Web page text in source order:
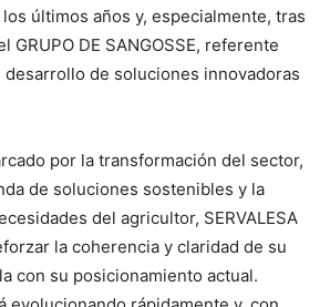
los últimos años y, especialmente, tras
GRUPO DE SANGOSSE, referente
de soluciones innovadoras
por la transformación del sector,
de soluciones sostenibles y la
del agricultor, SERVALESA
la coherencia y claridad de su
con su posicionamiento actual.